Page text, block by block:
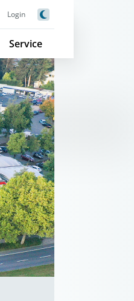
Login
Service